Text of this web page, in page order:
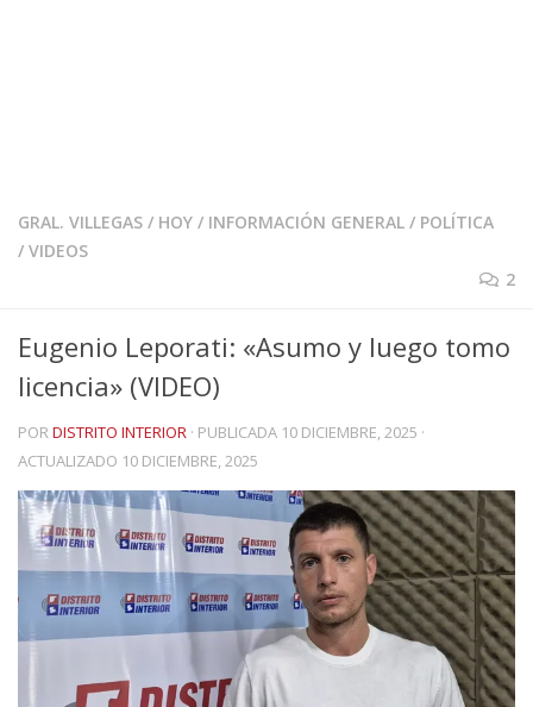
GRAL. VILLEGAS / HOY / INFORMACIÓN GENERAL / POLÍTICA
/ VIDEOS
2
Eugenio Leporati: «Asumo y luego tomo
licencia» (VIDEO)
PORDISTRITO INTERIOR · PUBLICADA 10 DICIEMBRE, 2025 ·
ACTUALIZADO 10 DICIEMBRE, 2025